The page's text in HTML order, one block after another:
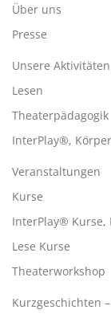
Über uns
Presse
Unsere Aktivitäten
Lesen
Theaterpädagogik
InterPlay®,
Veranstaltungen
Kurse
InterPlay® Kurse,
Lese Kurse
Theaterworkshop
Kurzgeschichten